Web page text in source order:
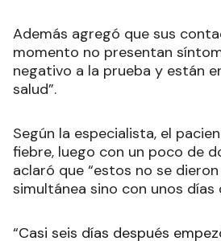
Además agregó que sus
momento no presentan
negativo a la prueba y están
salud”.
Según la especialista, el
fiebre, luego con un poco de
aclaró que “estos no se
simultánea sino con unos días
“Casi seis días después